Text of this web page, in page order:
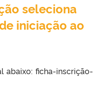
seleciona
iniciação ao
abaixo: ficha-inscrição-